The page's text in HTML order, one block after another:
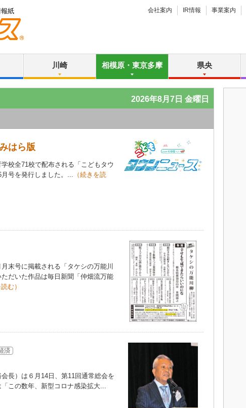
紙 会社案内 IR情報 事業案内
川崎 相模原・東京多摩 県央
2026年8月7日 金曜日
はら版
校全71校で配布される「こどもタウ
号を発行しました。... （続きを読
末号に掲載される「タケシの万能川
だいた作品は毎日新聞「仲畑流万能
む）
済
長）は６月14日、第11回通常総会を
この数年、新型コロナ感染拡大...